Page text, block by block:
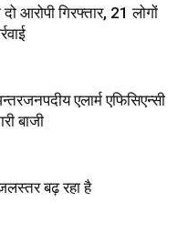
दो आरोपी गिरफ्तार, 21 लोगों
एलार्म एफिसिएन्सी
बाजी
बढ़ रहा है